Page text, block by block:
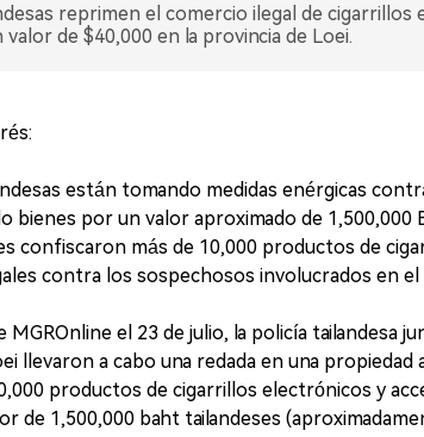
reprimen el comercio ilegal de cigarrillos
de $40,000 en la provincia de Loei.
están tomando medidas enérgicas
bienes por un valor aproximado de 1,500,000
confiscaron más de 10,000 productos de
contra los sospechosos involucrados en el
el 23 de julio, la policía tailandesa
llevaron a cabo una redada en una propiedad
productos de cigarrillos electrónicos y
de 1,500,000 baht tailandeses